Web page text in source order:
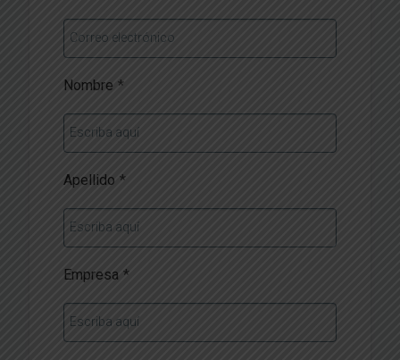
Correo electrónico
Nombre *
Escriba aquí
Apellido *
Escriba aquí
Empresa *
Escriba aquí